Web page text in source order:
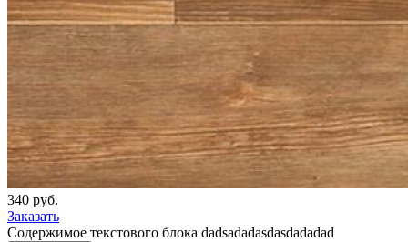
340 руб.
Заказать
Содержимое текстового блока dadsadadasdasdadadad